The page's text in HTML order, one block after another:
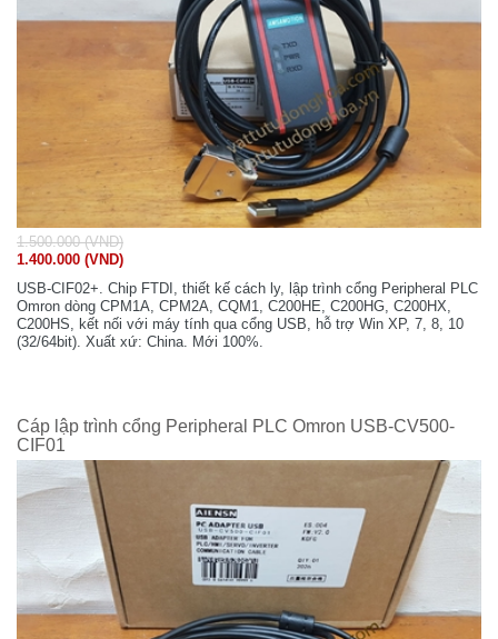
1.500.000 (VND)
1.400.000 (VND)
USB-CIF02+. Chip FTDI, thiết kế cách ly, lập trình cổng Peripheral PLC
Omron dòng CPM1A, CPM2A, CQM1, C200HE, C200HG, C200HX,
C200HS, kết nối với máy tính qua cổng USB, hỗ trợ Win XP, 7, 8, 10
(32/64bit). Xuất xứ: China. Mới 100%.
Cáp lập trình cổng Peripheral PLC Omron USB-CV500-
CIF01